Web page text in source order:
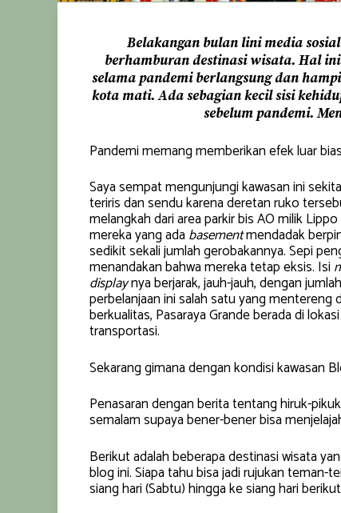
Belakangan bulan lini media
berhamburan destinasi wisata. Hal
selama pandemi berlangsung dan
kota mati. Ada sebagian kecil sisi
sebelum pandemi.
Pandemi memang memberikan efek luar
Saya sempat mengunjungi kawasan ini
teriris dan sendu karena deretan ruko
melangkah dari area parkir bis AO milik
mereka yang ada basementmendadak
sedikit sekali jumlah gerobakannya. Sepi
menandakan bahwa mereka tetap eksis. Isi
displaynya berjarak, jauh-jauh, dengan
perbelanjaan ini salah satu yang mentereng
berkualitas, Pasaraya Grande berada di
transportasi.
Sekarang gimana dengan kondisi kawasan
Penasaran dengan berita tentang hiruk-
semalam supaya bener-bener bisa
Berikut adalah beberapa destinasi wisata
blog ini. Siapa tahu bisa jadi rujukan teman-
siang hari (Sabtu) hingga ke siang hari